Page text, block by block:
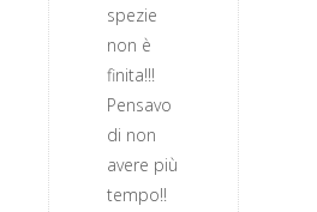
spezie
non è
finita!!!
Pensavo
di non
avere più
tempo!!